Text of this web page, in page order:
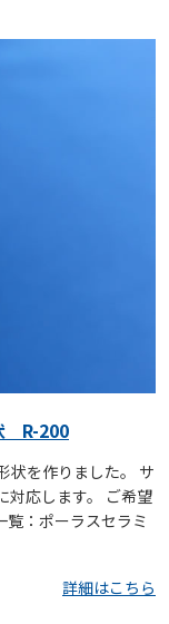
R-200
状を作りました。 サ
応します。 ご希望
：ポーラスセラミ
詳細はこちら